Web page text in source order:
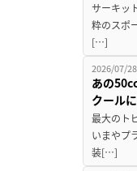
サーキッ
粋のスポ
[…]
2026/07/28
あの
クール
最大のト
いまやプ
装[…]